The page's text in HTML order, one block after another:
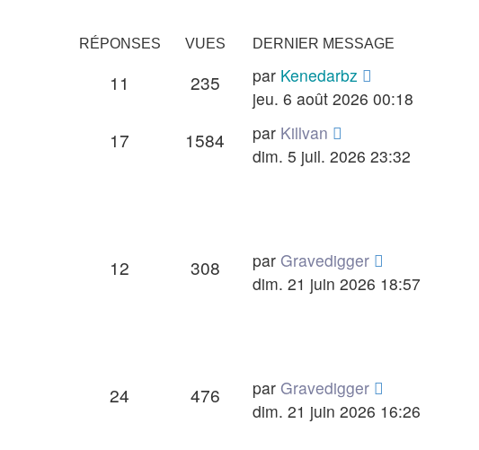
RÉPONSES VUES DERNIER MESSAGE
11 Réponses
235VuesDernier
message
par Kenedarbz
jeu. 6 août 2026 00:18
17 Réponses
1584 VuesDernier
message
par Killvan
dim. 5 juil. 2026 23:32
12 Réponses
308VuesDernier
message
par Gravedigger
dim. 21 juin 2026 18:57
24 Réponses
476VuesDernier
message
par Gravedigger
dim. 21 juin 2026 16:26